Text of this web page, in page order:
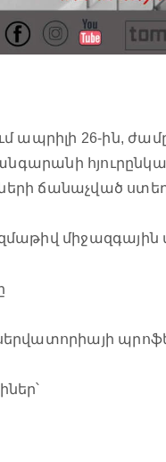
26-ին,
ճանաչված
միջազգային